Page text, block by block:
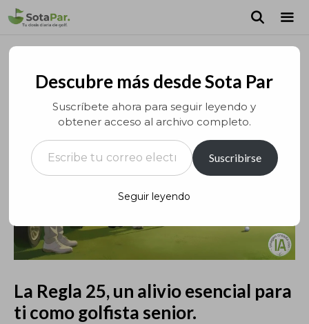
Saltar
La Regla 25, un alivio esencial para
ti como golfista senior.
Descubre más desde Sota Par
Suscríbete ahora para seguir leyendo y
obtener acceso al archivo completo.
Escribe tu correo electrónico…
Suscribirse
Seguir leyendo